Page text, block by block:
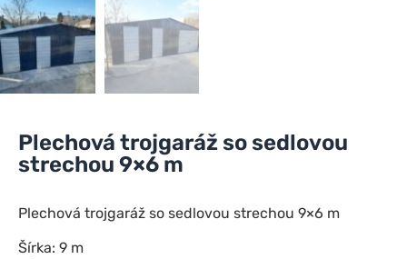
Plechová trojgaráž so sedlovou
strechou 9×6 m
Plechová trojgaráž so sedlovou strechou 9×6 m
Šírka: 9 m